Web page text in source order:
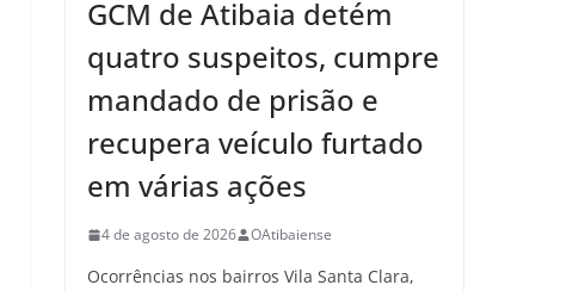
GCM de Atibaia detém
quatro suspeitos, cumpre
mandado de prisão e
recupera veículo furtado
em várias ações
4 de agosto de 2026 OAtibaiense
Ocorrências nos bairros Vila Santa Clara,